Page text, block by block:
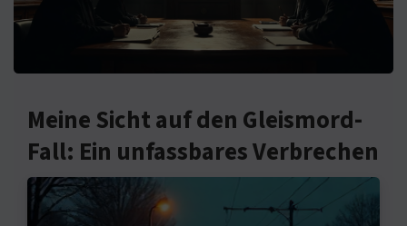
Meine Sicht auf den Gleismord-
Fall: Ein unfassbares Verbrechen